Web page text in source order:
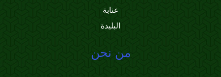
عنابة
البليدة
من نحن